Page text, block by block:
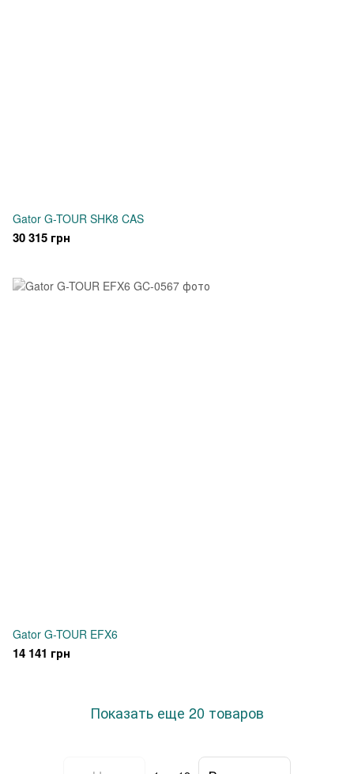
Gator G-TOUR SHK8 CAS
30 315 грн
Gator G-TOUR EFX6
14 141 грн
Показать еще 20 товаров